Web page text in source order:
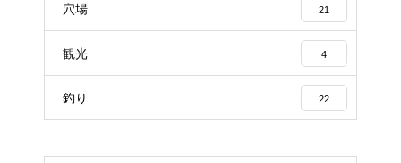
穴場 21
観光 4
釣り 22